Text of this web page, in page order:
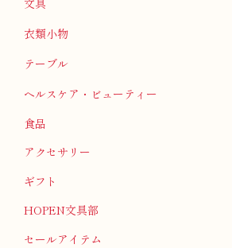
文具
衣類小物
テーブル
ヘルスケア・ビューティー
食品
アクセサリー
ギフト
HOPEN文具部
セールアイテム